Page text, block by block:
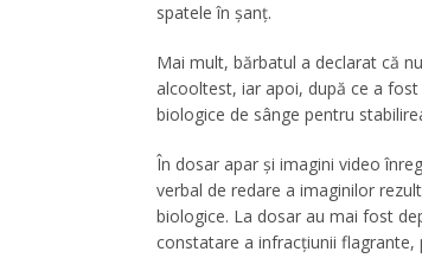
spatele în șanț.
Mai mult, bărbatul a declarat că
alcooltest, iar apoi, după ce a
biologice de sânge pentru
În dosar apar și imagini video
verbal de redare a imaginilor
biologice. La dosar au mai fost
constatare a infracțiunii